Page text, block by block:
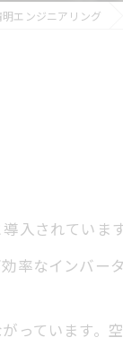
エンジニアリング
入されています
率なインバー
っています。